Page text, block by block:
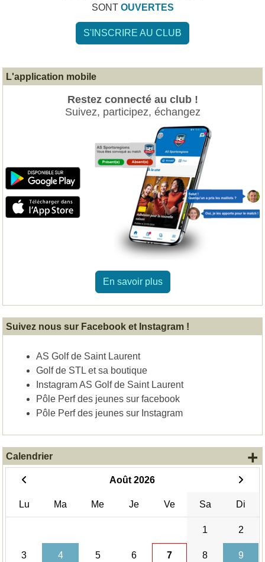
SONT OUVERTES
S'INSCRIRE AU CLUB
L'application mobile
Restez connecté au club !
Suivez, participez, échangez
En savoir plus
Suivez nous sur Facebook et Instagram !
AS Golf de Saint Laurent
Golf de STL et sa boutique
Instagram AS Golf de Saint Laurent
Pôle Perf des jeunes sur facebook
Pôle Perf des jeunes sur Instagram
Calendrier
Août 2026
Lu Ma Me Je Ve Sa Di
1 2
3 4 5 6 7 8 9
+